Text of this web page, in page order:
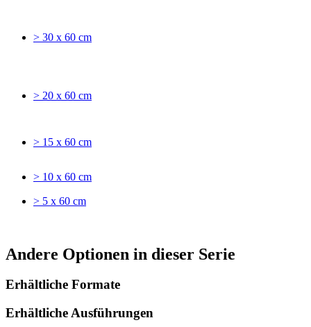
> 30 x 60 cm
> 20 x 60 cm
> 15 x 60 cm
> 10 x 60 cm
> 5 x 60 cm
Andere Optionen in dieser Serie
Erhältliche Formate
Erhältliche Ausführungen